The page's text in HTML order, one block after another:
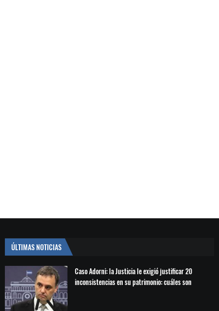
ÚLTIMAS NOTICIAS
Caso Adorni: la Justicia le exigió justificar 20
inconsistencias en su patrimonio: cuáles son